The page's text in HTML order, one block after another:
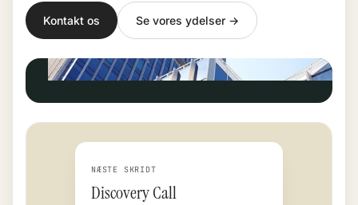
Kontakt os Se vores ydelser →
NÆSTE SKRIDT
Discovery Call